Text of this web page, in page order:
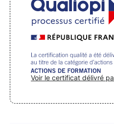
Voir le certificat délivré